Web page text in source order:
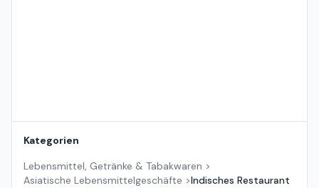
Kategorien
Lebensmittel, Getränke & Tabakwaren >
Asiatische Lebensmittelgeschäfte >Indisches Restaurant